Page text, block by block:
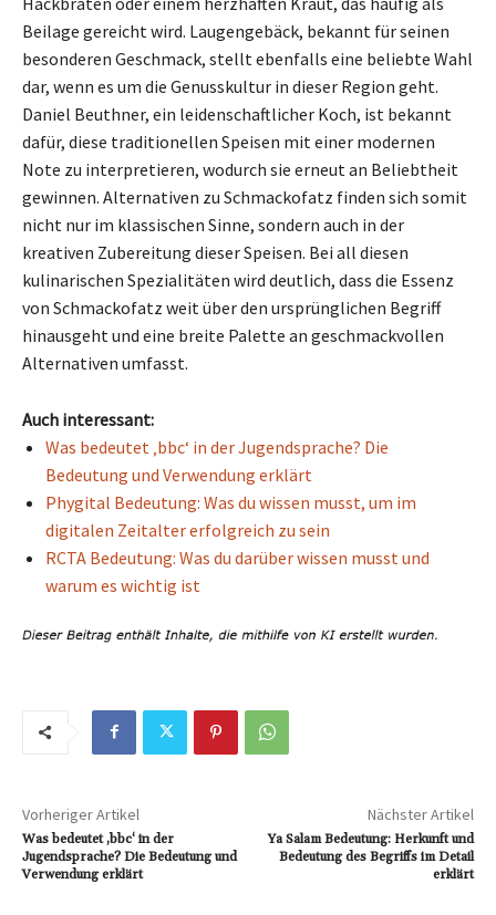
Beilage gereicht wird. Laugengebäck, bekannt für seinen
besonderen Geschmack, stellt ebenfalls eine beliebte Wahl
dar, wenn es um die Genusskultur in dieser Region geht.
Daniel Beuthner, ein leidenschaftlicher Koch, ist bekannt
dafür, diese traditionellen Speisen mit einer modernen
Note zu interpretieren, wodurch sie erneut an Beliebtheit
gewinnen. Alternativen zu Schmackofatz finden sich somit
nicht nur im klassischen Sinne, sondern auch in der
kreativen Zubereitung dieser Speisen. Bei all diesen
kulinarischen Spezialitäten wird deutlich, dass die Essenz
von Schmackofatz weit über den ursprünglichen Begriff
hinausgeht und eine breite Palette an geschmackvollen
Alternativen umfasst.
Auch interessant:
Was bedeutet ‚bbc‘ in der Jugendsprache? Die
Bedeutung und Verwendung erklärt
Phygital Bedeutung: Was du wissen musst, um im
digitalen Zeitalter erfolgreich zu sein
RCTA Bedeutung: Was du darüber wissen musst und
warum es wichtig ist
Vorheriger Artikel
Was bedeutet ‚bbc‘ in der
Jugendsprache? Die Bedeutung und
Verwendung erklärt
Nächster Artikel
Ya Salam Bedeutung: Herkunft und
Bedeutung des Begriffs im Detail
erklärt